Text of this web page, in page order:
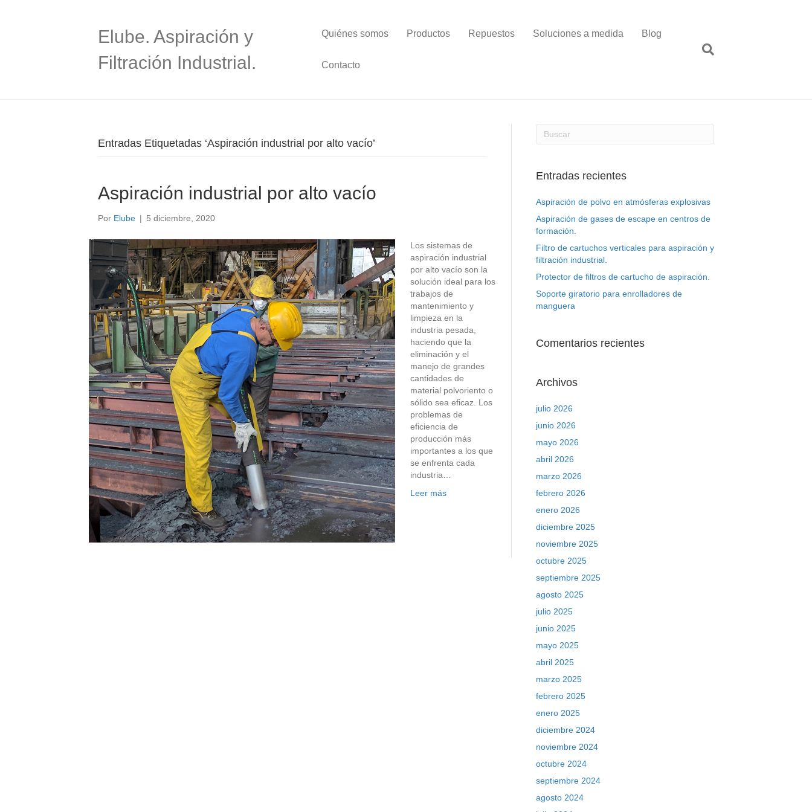
Elube. Aspiración y
Filtración Industrial.
Quiénes somos Productos Repuestos Soluciones a medida Blog
Contacto
Entradas Etiquetadas ‘Aspiración industrial por alto vacío’
Aspiración industrial por alto vacío
Por Elube | 5 diciembre, 2020
Los sistemas de
aspiración industrial
por alto vacío son la
solución ideal para los
trabajos de
mantenimiento y
limpieza en la
industria pesada,
haciendo que la
eliminación y el
manejo de grandes
cantidades de
material polvoriento o
sólido sea eficaz. Los
problemas de
eficiencia de
producción más
importantes a los que
se enfrenta cada
industria…
Leer más
Entradas recientes
Aspiración de polvo en atmósferas explosivas
Aspiración de gases de escape en centros de
formación.
Filtro de cartuchos verticales para aspiración y
filtración industrial.
Protector de filtros de cartucho de aspiración.
Soporte giratorio para enrolladores de
manguera
Comentarios recientes
Archivos
julio 2026
junio 2026
mayo 2026
abril 2026
marzo 2026
febrero 2026
enero 2026
diciembre 2025
noviembre 2025
octubre 2025
septiembre 2025
agosto 2025
julio 2025
junio 2025
mayo 2025
abril 2025
marzo 2025
febrero 2025
enero 2025
diciembre 2024
noviembre 2024
octubre 2024
septiembre 2024
agosto 2024